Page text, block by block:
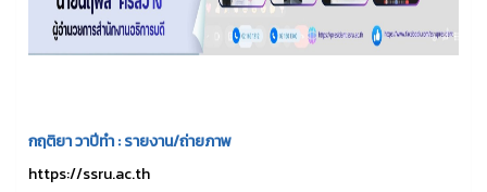
กฤติยาวาปีทำ:รายงาน/ถ่ายภาพ
https://ssru.ac.th